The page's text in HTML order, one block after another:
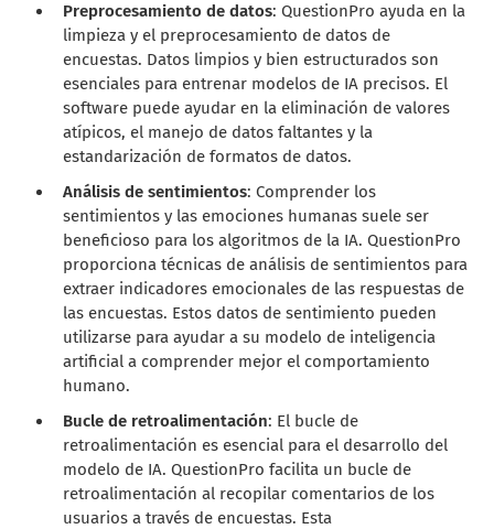
Preprocesamiento de datos: QuestionPro ayuda en la
limpieza y el preprocesamiento de datos de
encuestas. Datos limpios y bien estructurados son
esenciales para entrenar modelos de IA precisos. El
software puede ayudar en la eliminación de valores
atípicos, el manejo de datos faltantes y la
estandarización de formatos de datos.
Análisis de sentimientos: Comprender los
sentimientos y las emociones humanas suele ser
beneficioso para los algoritmos de la IA. QuestionPro
proporciona técnicas de análisis de sentimientos para
extraer indicadores emocionales de las respuestas de
las encuestas. Estos datos de sentimiento pueden
utilizarse para ayudar a su modelo de inteligencia
artificial a comprender mejor el comportamiento
humano.
Bucle de retroalimentación: El bucle de
retroalimentación es esencial para el desarrollo del
modelo de IA. QuestionPro facilita un bucle de
retroalimentación al recopilar comentarios de los
usuarios a través de encuestas. Esta